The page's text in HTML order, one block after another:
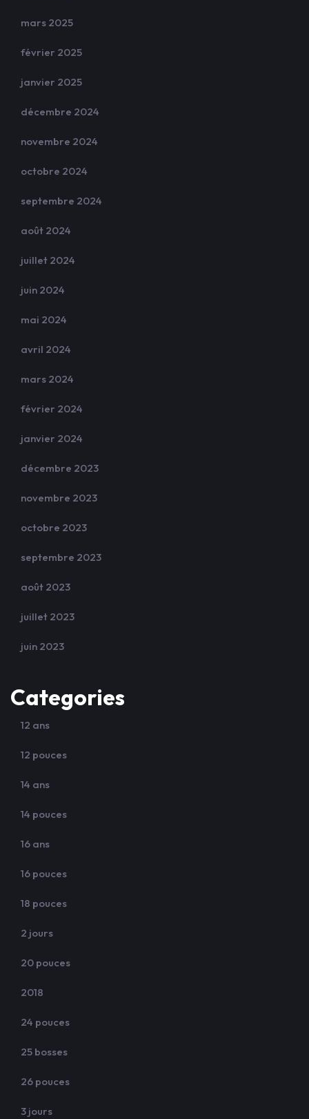
mars 2025
février 2025
janvier 2025
décembre 2024
novembre 2024
octobre 2024
septembre 2024
août 2024
juillet 2024
juin 2024
mai 2024
avril 2024
mars 2024
février 2024
janvier 2024
décembre 2023
novembre 2023
octobre 2023
septembre 2023
août 2023
juillet 2023
juin 2023
Categories
12 ans
12 pouces
14 ans
14 pouces
16 ans
16 pouces
18 pouces
2 jours
20 pouces
2018
24 pouces
25 bosses
26 pouces
3 jours